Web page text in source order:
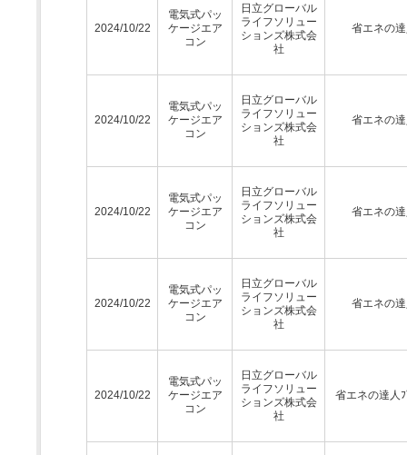
2024/10/22
電気式パッ
ケージエア
コン
日立グローバル
ライフソリュー
ションズ株式会
社
省エネの
2024/10/22
電気式パッ
ケージエア
コン
日立グローバル
ライフソリュー
ションズ株式会
社
省エネの
2024/10/22
電気式パッ
ケージエア
コン
日立グローバル
ライフソリュー
ションズ株式会
社
省エネの
2024/10/22
電気式パッ
ケージエア
コン
日立グローバル
ライフソリュー
ションズ株式会
社
省エネの
2024/10/22
電気式パッ
ケージエア
コン
日立グローバル
ライフソリュー
ションズ株式会
社
省エネの達人ﾌ